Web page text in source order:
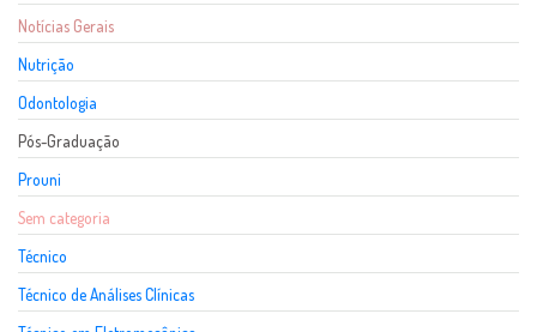
Notícias Gerais
Nutrição
Odontologia
Pós-Graduação
Prouni
Sem categoria
Técnico
Técnico de Análises Clínicas